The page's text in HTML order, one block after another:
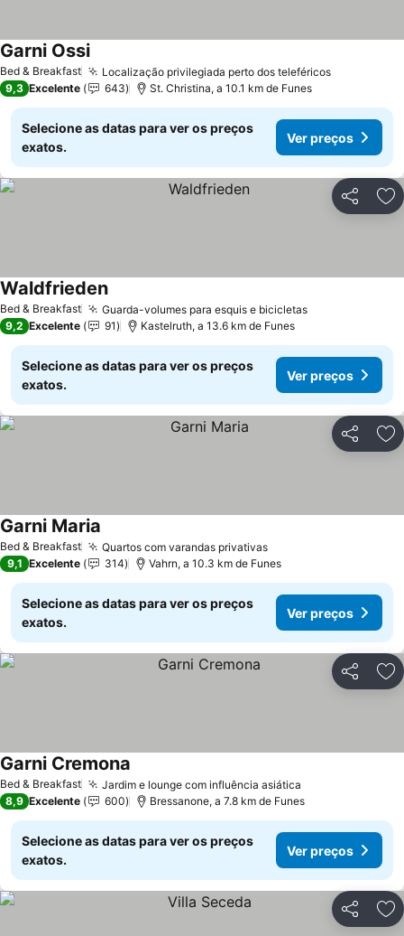
Bed & Breakfast Localização privilegiada perto dos teleféricosVer preços
Garni OssiVer preços
9,3 Excelente 643 St. Christina, a 10.1 km de Funes
Selecione as datas para ver os preços
exatos.
Ver preços
Partilhar
Bed & Breakfast Guarda-volumes para esquis e bicicletasVer preços
WaldfriedenVer preços
9,2 Excelente 91 Kastelruth, a 13.6 km de Funes
Selecione as datas para ver os preços
exatos.
Ver preços
Partilhar
Bed & Breakfast Quartos com varandas privativasVer preços
Garni Maria
9,1 Excelente 314 Vahrn, a 10.3 km de Funes
Selecione as datas para ver os preços
exatos.
Ver preços
Partilhar
Bed & Breakfast Jardim e lounge com influência asiática
Garni Cremona
8,9 Excelente 600 Bressanone, a 7.8 km de Funes
Selecione as datas para ver os preços
exatos.
Ver preços
Partilhar